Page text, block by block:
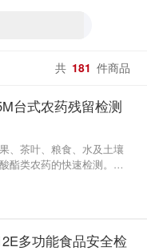
共 181 件商品
台式农药残留检测
、茶叶、粮食、水及土壤
酯类农药的快速检测。仪
购配送中心、酒楼、食
多功能食品安全检